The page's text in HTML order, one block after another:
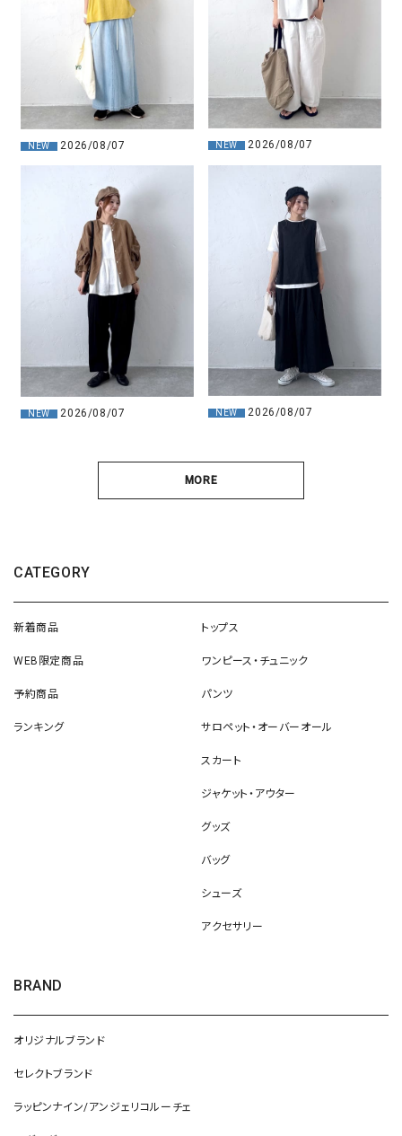
NEW 2026/08/07 NEW 2026/08/07
NEW 2026/08/07 NEW 2026/08/07
MORE
CATEGORY
新着商品
WEB限定商品
予約商品
ランキング
トップス
ワンピース・チュニック
パンツ
サロペット・オーバーオール
スカート
ジャケット・アウター
グッズ
バッグ
シューズ
アクセサリー
BRAND
オリジナルブランド
セレクトブランド
ラッピンナイン/アンジェリコルーチェ